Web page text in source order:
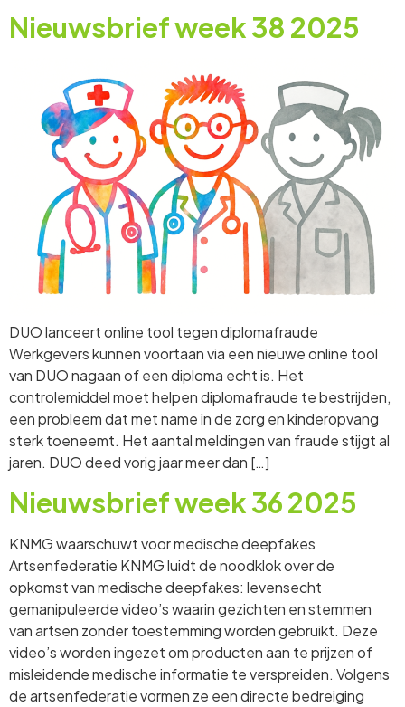
Nieuwsbrief week 38 2025
DUO lanceert online tool tegen diplomafraude
Werkgevers kunnen voortaan via een nieuwe online tool
van DUO nagaan of een diploma echt is. Het
controlemiddel moet helpen diplomafraude te bestrijden,
een probleem dat met name in de zorg en kinderopvang
sterk toeneemt. Het aantal meldingen van fraude stijgt al
jaren. DUO deed vorig jaar meer dan […]
Nieuwsbrief week 36 2025
KNMG waarschuwt voor medische deepfakes
Artsenfederatie KNMG luidt de noodklok over de
opkomst van medische deepfakes: levensecht
gemanipuleerde video’s waarin gezichten en stemmen
van artsen zonder toestemming worden gebruikt. Deze
video’s worden ingezet om producten aan te prijzen of
misleidende medische informatie te verspreiden. Volgens
de artsenfederatie vormen ze een directe bedreiging